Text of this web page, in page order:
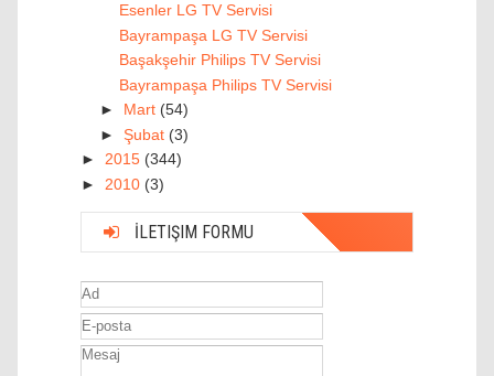
Esenler LG TV Servisi
Bayrampaşa LG TV Servisi
Başakşehir Philips TV Servisi
Bayrampaşa Philips TV Servisi
► Mart (54)
► Şubat (3)
► 2015 (344)
► 2010 (3)
İLETIŞIM FORMU